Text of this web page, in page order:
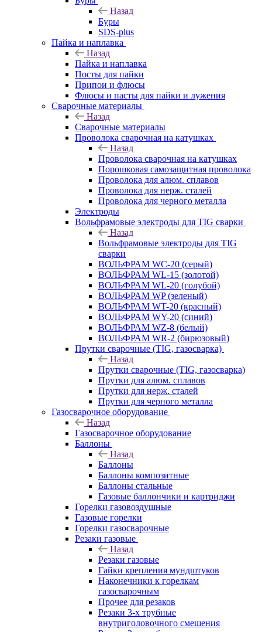
Назад
Буры
SDS-plus
Пайка и наплавка
Назад
Пайка и наплавка
Посты для пайки
Припои и флюсы
Флюсы и пасты для пайки и лужения
Сварочные материалы
Назад
Сварочные материалы
Проволока сварочная на катушках
Назад
Проволока сварочная на катушках
Порошковая самозащитная проволока
Проволока для алюм. сплавов
Проволока для нерж. сталей
Проволока для черного металла
Электроды
Вольфрамовые электроды для TIG сварки
Назад
Вольфрамовые электроды для TIG
сварки
ВОЛЬФРАМ WC-20 (серый)
ВОЛЬФРАМ WL-15 (золотой)
ВОЛЬФРАМ WL-20 (голубой)
ВОЛЬФРАМ WP (зеленый)
ВОЛЬФРАМ WT-20 (красный)
ВОЛЬФРАМ WY-20 (синий)
ВОЛЬФРАМ WZ-8 (белый)
ВОЛЬФРАМ WR-2 (бирюзовый)
Прутки сварочные (TIG, газосварка)
Назад
Прутки сварочные (TIG, газосварка)
Прутки для алюм. сплавов
Прутки для нерж. сталей
Прутки для черного металла
Газосварочное оборудование
Назад
Газосварочное оборудование
Баллоны
Назад
Баллоны
Баллоны композитные
Баллоны стальные
Газовые баллончики и картриджи
Горелки газовоздушные
Газовые горелки
Горелки газосварочные
Резаки газовые
Назад
Резаки газовые
Гайки крепления мундштуков
Наконечники к горелкам
газосварочным
Прочее для резаков
Резаки 3-х трубные
внутриголовочного смешения